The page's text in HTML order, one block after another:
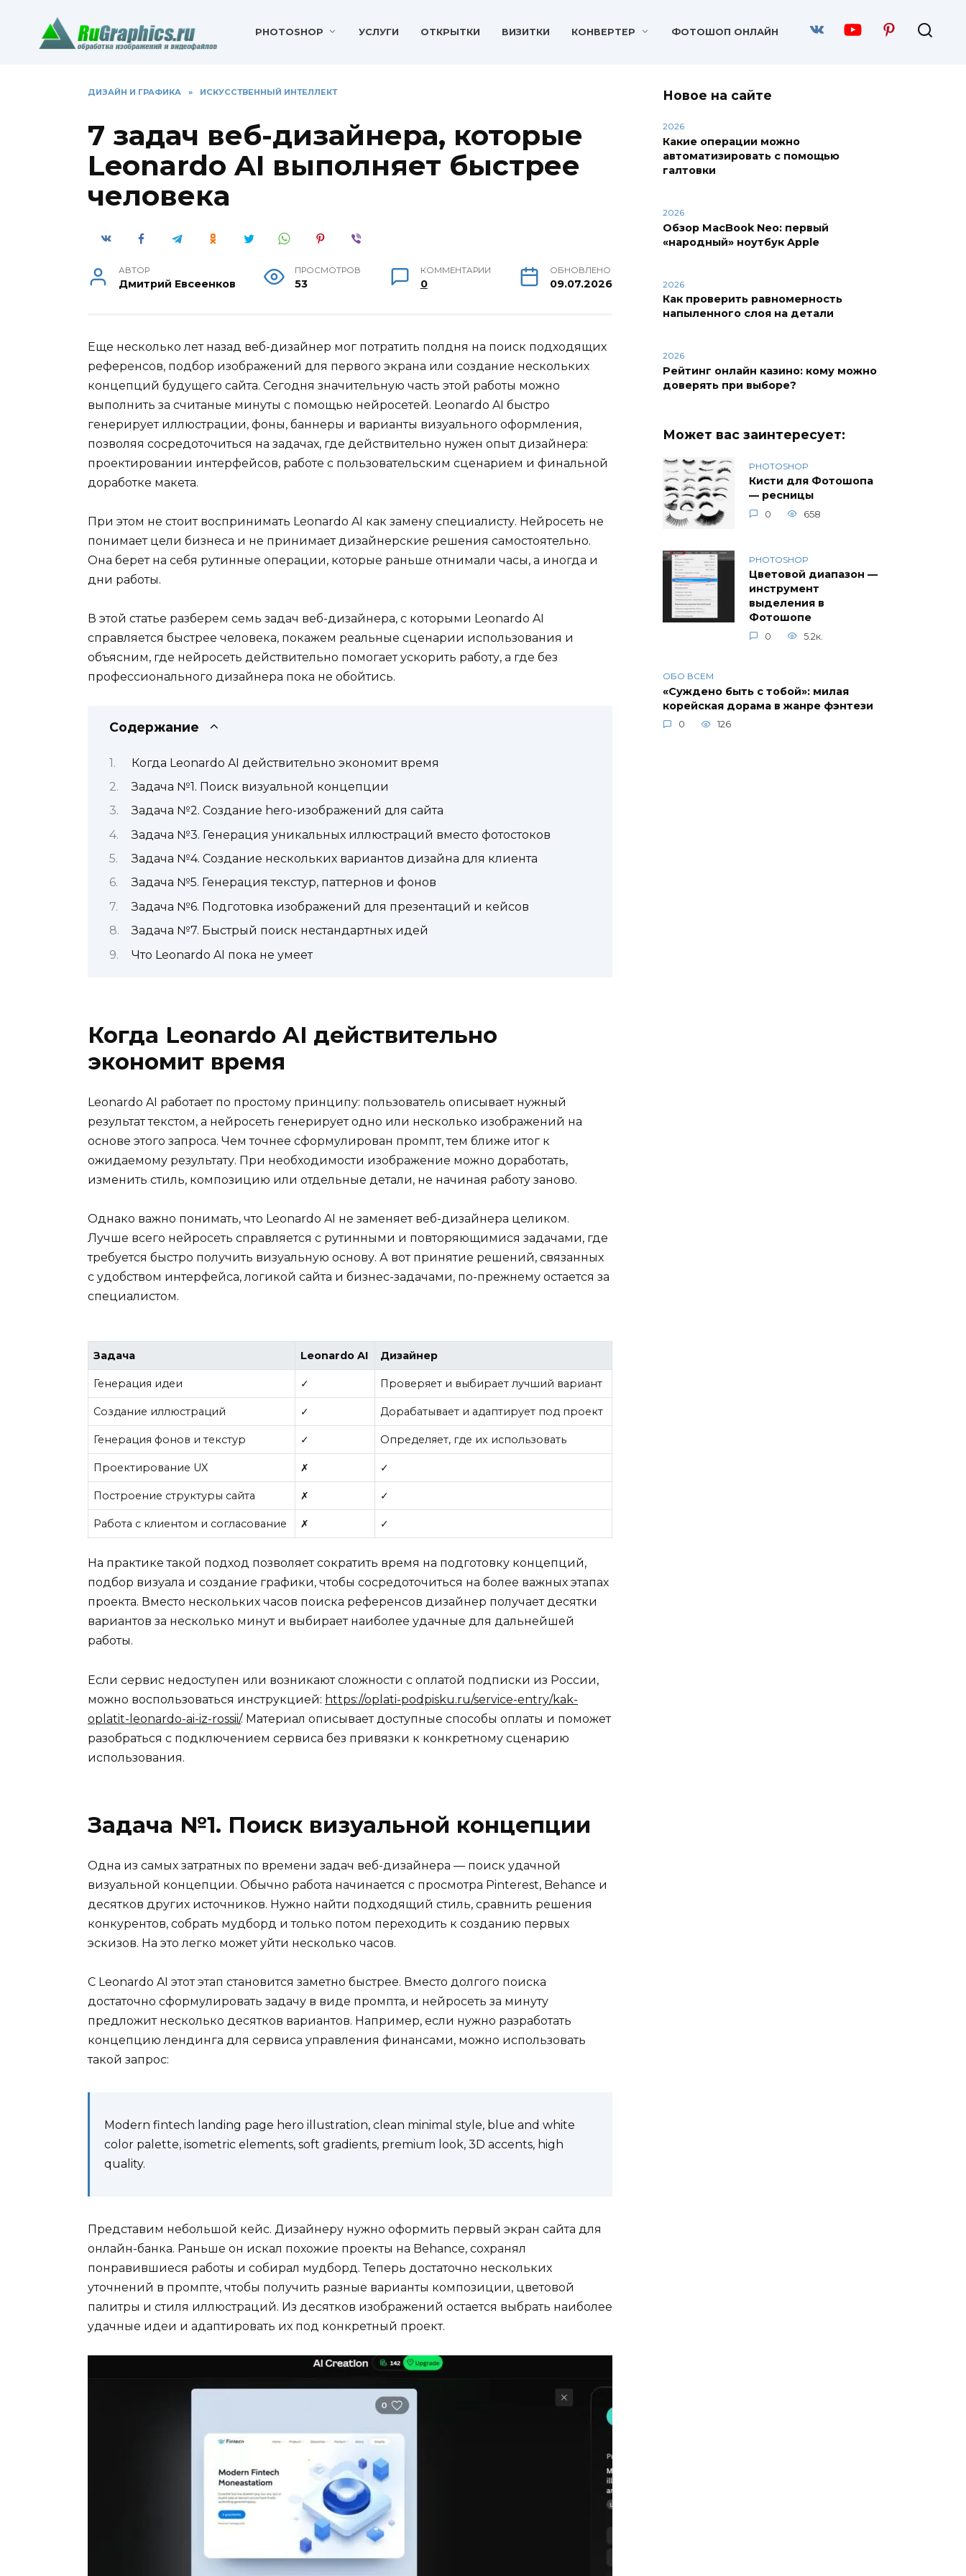
содержанию
PHOTOSHOP УСЛУГИ ОТКРЫТКИ ВИЗИТКИ КОНВЕРТЕР ФОТОШОП ОНЛАЙН
ДИЗАЙН И ГРАФИКА » ИСКУССТВЕННЫЙ ИНТЕЛЛЕКТ
7 задач веб-дизайнера, которые
Leonardo AI выполняет быстрее
человека
АВТОР
Дмитрий Евсеенков
ПРОСМОТРОВ
53
КОММЕНТАРИИ
0
ОБНОВЛЕНО
09.07.2026
Еще несколько лет назад веб-дизайнер мог потратить полдня на поиск подходящих
референсов, подбор изображений для первого экрана или создание нескольких
концепций будущего сайта. Сегодня значительную часть этой работы можно
выполнить за считаные минуты с помощью нейросетей. Leonardo AI быстро
генерирует иллюстрации, фоны, баннеры и варианты визуального оформления,
позволяя сосредоточиться на задачах, где действительно нужен опыт дизайнера:
проектировании интерфейсов, работе с пользовательским сценарием и финальной
доработке макета.
При этом не стоит воспринимать Leonardo AI как замену специалисту. Нейросеть не
понимает цели бизнеса и не принимает дизайнерские решения самостоятельно.
Она берет на себя рутинные операции, которые раньше отнимали часы, а иногда и
дни работы.
В этой статье разберем семь задач веб-дизайнера, с которыми Leonardo AI
справляется быстрее человека, покажем реальные сценарии использования и
объясним, где нейросеть действительно помогает ускорить работу, а где без
профессионального дизайнера пока не обойтись.
Содержание
Когда Leonardo AI действительно экономит время
Задача №1. Поиск визуальной концепции
Задача №2. Создание hero-изображений для сайта
Задача №3. Генерация уникальных иллюстраций вместо фотостоков
Задача №4. Создание нескольких вариантов дизайна для клиента
Задача №5. Генерация текстур, паттернов и фонов
Задача №6. Подготовка изображений для презентаций и кейсов
Задача №7. Быстрый поиск нестандартных идей
Что Leonardo AI пока не умеет
Когда Leonardo AI действительно
экономит время
Leonardo AI работает по простому принципу: пользователь описывает нужный
результат текстом, а нейросеть генерирует одно или несколько изображений на
основе этого запроса. Чем точнее сформулирован промпт, тем ближе итог к
ожидаемому результату. При необходимости изображение можно доработать,
изменить стиль, композицию или отдельные детали, не начиная работу заново.
Однако важно понимать, что Leonardo AI не заменяет веб-дизайнера целиком.
Лучше всего нейросеть справляется с рутинными и повторяющимися задачами, где
требуется быстро получить визуальную основу. А вот принятие решений, связанных
с удобством интерфейса, логикой сайта и бизнес-задачами, по-прежнему остается за
специалистом.
Задача Leonardo AI Дизайнер
Генерация идеи ✓ Проверяет и выбирает лучший вариант
Создание иллюстраций ✓ Дорабатывает и адаптирует под проект
Генерация фонов и текстур ✓ Определяет, где их использовать
Проектирование UX ✗ ✓
Построение структуры сайта ✗ ✓
Работа с клиентом и согласование ✗ ✓
На практике такой подход позволяет сократить время на подготовку концепций,
подбор визуала и создание графики, чтобы сосредоточиться на более важных этапах
проекта. Вместо нескольких часов поиска референсов дизайнер получает десятки
вариантов за несколько минут и выбирает наиболее удачные для дальнейшей
работы.
Если сервис недоступен или возникают сложности с оплатой подписки из России,
можно воспользоваться инструкцией: https://oplati-podpisku.ru/service-entry/kak-
oplatit-leonardo-ai-iz-rossii/. Материал описывает доступные способы оплаты и поможет
разобраться с подключением сервиса без привязки к конкретному сценарию
использования.
Задача №1. Поиск визуальной концепции
Одна из самых затратных по времени задач веб-дизайнера — поиск удачной
визуальной концепции. Обычно работа начинается с просмотра Pinterest, Behance и
десятков других источников. Нужно найти подходящий стиль, сравнить решения
конкурентов, собрать мудборд и только потом переходить к созданию первых
эскизов. На это легко может уйти несколько часов.
С Leonardo AI этот этап становится заметно быстрее. Вместо долгого поиска
достаточно сформулировать задачу в виде промпта, и нейросеть за минуту
предложит несколько десятков вариантов. Например, если нужно разработать
концепцию лендинга для сервиса управления финансами, можно использовать
такой запрос:
Modern fintech landing page hero illustration, clean minimal style, blue and white
color palette, isometric elements, soft gradients, premium look, 3D accents, high
quality.
Представим небольшой кейс. Дизайнеру нужно оформить первый экран сайта для
онлайн-банка. Раньше он искал похожие проекты на Behance, сохранял
понравившиеся работы и собирал мудборд. Теперь достаточно нескольких
уточнений в промпте, чтобы получить разные варианты композиции, цветовой
палитры и стиля иллюстраций. Из десятков изображений остается выбрать наиболее
удачные идеи и адаптировать их под конкретный проект.
Новое на сайте
2026
Какие операции можно
автоматизировать с помощью
галтовки
2026
Обзор MacBook Neo: первый
«народный» ноутбук Apple
2026
Как проверить равномерность
напыленного слоя на детали
2026
Рейтинг онлайн казино: кому можно
доверять при выборе?
Может вас заинтересует:
PHOTOSHOP
Кисти для Фотошопа
— ресницы
0 658
PHOTOSHOP
Цветовой диапазон —
инструмент
выделения в
Фотошопе
0 5.2к.
ОБО ВСЕМ
«Суждено быть с тобой»: милая
корейская дорама в жанре фэнтези
0 126